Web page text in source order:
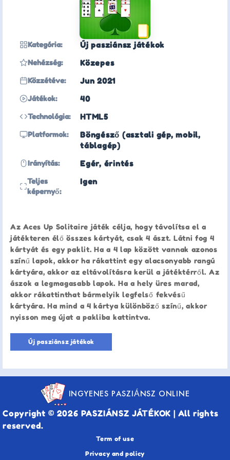
Kategória: Új pasziánsz játékok
Nehézség: Közepes
Közzétéve: Jun 2021
Játékok: 40
Technológia: HTML5
Platformok:
Böngésző (asztali gép, mobil,
táblagép)
Irányítás: Egér, érintés
Teljes
képernyő:
Igen
Az Aces Up Solitaire játék célja, hogy távolítsa el a
játékteren élő összes kártyát, csak 4 ászt. Látni fog 4
kártyát és egy paklit. Ha a 4 lap között vannak azonos
színű lapok, akkor ha rákattint egy alacsonyabb rangú
kártyára, akkor az eltávolításra kerül a játéktérről. Az
ászok a legmagasabb lapok. Ha a hely üres marad,
akkor rákattinthat bármelyik legfelső fekvésű
kártyára. Ha mind a 4 kártya különböző színű, akkor
nyisson meg újat a pakliba kattintva.
Új pasziánsz játékok
INGYENES PASZIÁNSZ ONLINE
Copyright © 2026 PASZIÁNSZ JÁTÉKOK | All rights
reserved.
Term of use
Privacy and policy